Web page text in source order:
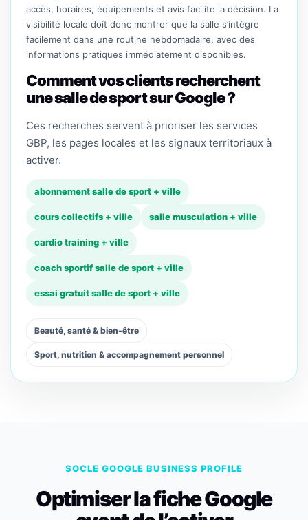
accès, horaires, équipements et avis facilite la décision. La
visibilité locale doit donc montrer que la salle s’intègre
facilement dans une routine hebdomadaire, avec des
informations pratiques immédiatement disponibles.
Comment vos clients recherchent
une salle de sport sur Google ?
Ces recherches servent à prioriser les services
GBP, les pages locales et les signaux territoriaux à
activer.
abonnement salle de sport + ville
cours collectifs + ville salle musculation + ville
cardio training + ville
coach sportif salle de sport + ville
essai gratuit salle de sport + ville
Beauté, santé & bien-être
Sport, nutrition & accompagnement personnel
SOCLE GOOGLE BUSINESS PROFILE
Optimiser la fiche Google